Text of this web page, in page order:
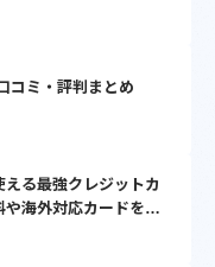
【2025】
コミ・評判まとめ
える最強クレジットカ
や海外対応カードを厳